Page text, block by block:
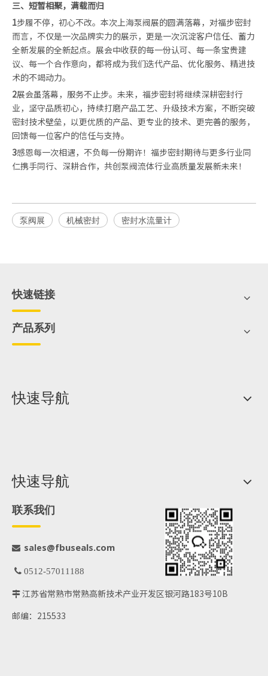
三、短暂相聚，满载而归
1步履不停，初心不改。本次上海泵阀展的圆满落幕，对福步密封
而言，不仅是一次品牌实力的展示，更是一次沉淀客户信任、蓄力
全新发展的全新起点。展会中收获的每一份认可、每一条宝贵建
议、每一个合作意向，都将成为我们迭代产品、优化服务、精进技
术的不竭动力。
2展会虽落幕，服务不止步。未来，福步密封将继续深耕密封行
业，坚守品质初心，持续打磨产品工艺、升级技术方案，不断突破
密封技术壁垒，以更优质的产品、更专业的技术、更完善的服务，
回馈每一位客户的信任与支持。
3感恩每一次相遇，不负每一份期许！福步密封期待与更多行业同
仁携手同行、深耕合作，共创泵阀流体行业高质量发展新未来！
泵阀展 机械密封 密封水流量计
快速链接
产品系列
快速导航
快速导航
联系我们
 sales@fbuseals.com
 0512-57011188
 江苏省常熟市常熟高新技术产业开发区银河路183号10B
邮编：215533